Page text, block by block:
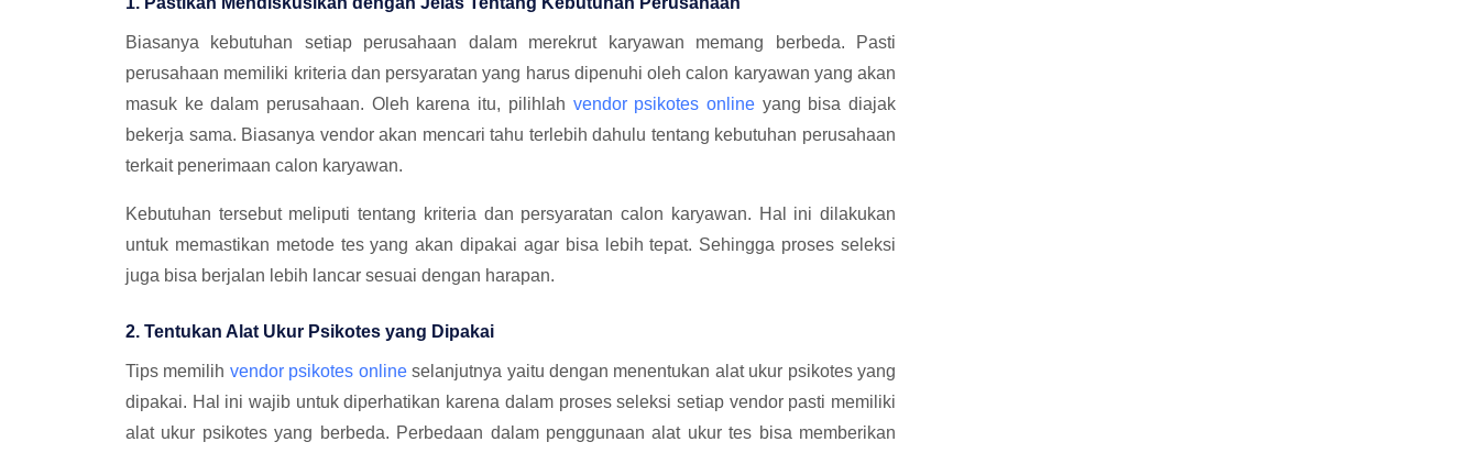
Biasanya kebutuhan setiap perusahaan dalam merekrut karyawan memang berbeda. Pasti
perusahaan memiliki kriteria dan persyaratan yang harus dipenuhi oleh calon karyawan yang akan
masuk ke dalam perusahaan. Oleh karena itu, pilihlah vendor psikotes onlineyang bisa diajak
bekerja sama. Biasanya vendor akan mencari tahu terlebih dahulu tentang kebutuhan perusahaan
terkait penerimaan calon karyawan.
Kebutuhan tersebut meliputi tentang kriteria dan persyaratan calon karyawan. Hal ini dilakukan
untuk memastikan metode tes yang akan dipakai agar bisa lebih tepat. Sehingga proses seleksi
juga bisa berjalan lebih lancar sesuai dengan harapan.
2. Tentukan Alat Ukur Psikotes yang Dipakai
Tips memilih vendor psikotes onlineselanjutnya yaitu dengan menentukan alat ukur psikotes yang
dipakai. Hal ini wajib untuk diperhatikan karena dalam proses seleksi setiap vendor pasti memiliki
alat ukur psikotes yang berbeda. Perbedaan dalam penggunaan alat ukur tes bisa memberikan